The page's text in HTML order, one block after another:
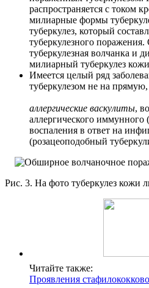
распространяется с током
милиарные формы
туберкулез, который
туберкулезного
туберкулезная волчанка и
милиарный туберкулез
Имеется целый ряд
туберкулезом не на
аллергические васкулиты,
аллергического иммунного
воспаления в ответ на
(розацеоподобный
Рис. 3. На фото туберкулез кожи
Читайте также:
Проявления